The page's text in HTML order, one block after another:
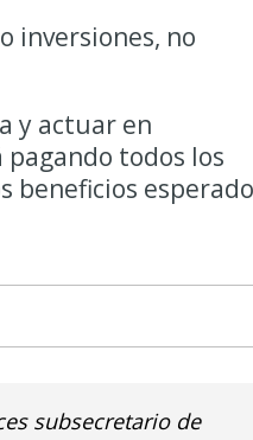
inversiones, no
y actuar en
todos los
beneficios
subsecretario de